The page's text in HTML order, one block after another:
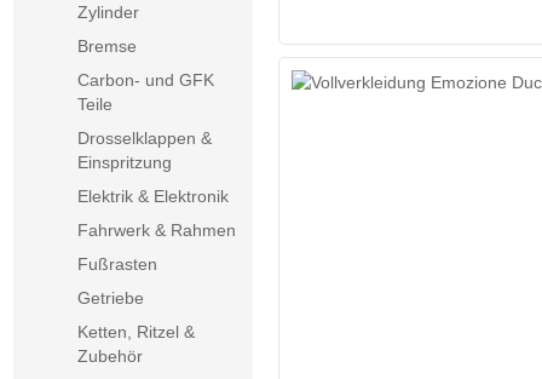
Zylinder
Bremse
Carbon- und GFK
Teile
Drosselklappen &
Einspritzung
Elektrik & Elektronik
Fahrwerk & Rahmen
Fußrasten
Getriebe
Ketten, Ritzel &
Zubehör